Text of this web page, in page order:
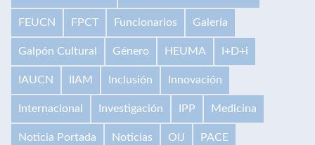
FEUCN FPCT Funcionarios Galería
Galpón Cultural Género HEUMA I+D+i
IAUCN IIAM Inclusión Innovación
Internacional Investigación IPP Medicina
Noticia Portada Noticias OIJ PACE